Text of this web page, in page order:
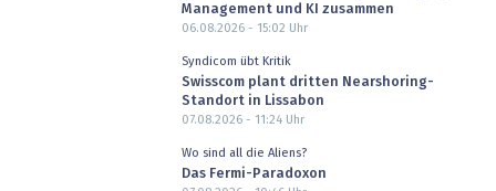
Management und KI zusammen
06.08.2026 - 15:02 Uhr
Syndicom übt Kritik
Swisscom plant dritten Nearshoring-
Standort in Lissabon
07.08.2026 - 11:24Uhr
Wo sind all die Aliens?
Das Fermi-Paradoxon